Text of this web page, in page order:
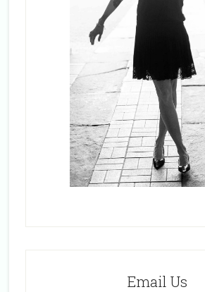
Email Us